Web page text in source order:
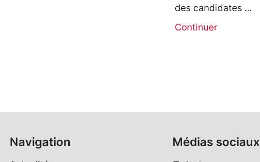
des candidates
Continuer
Navigation Médias sociaux